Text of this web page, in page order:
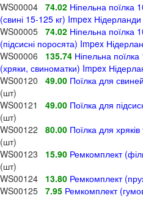
WS00004 74.02 Ніпельна поїлка
(свині 15-125 кг) Impex Нідерланди
WS00005 74.02 Ніпельна поїлка
(підсисні поросята) Impex
WS00006 135.74 Ніпельна
(хряки, свиноматки) Impex
WS00120 49.00 Поїлка для
(шт)
WS00121 49.00 Поїлка для
(шт)
WS00122 80.00 Поїлка для
(шт)
WS00123 15.90 Ремкомплект
(шт)
WS00124 13.80 Ремкомплект
WS00125 7.95 Ремкомплект